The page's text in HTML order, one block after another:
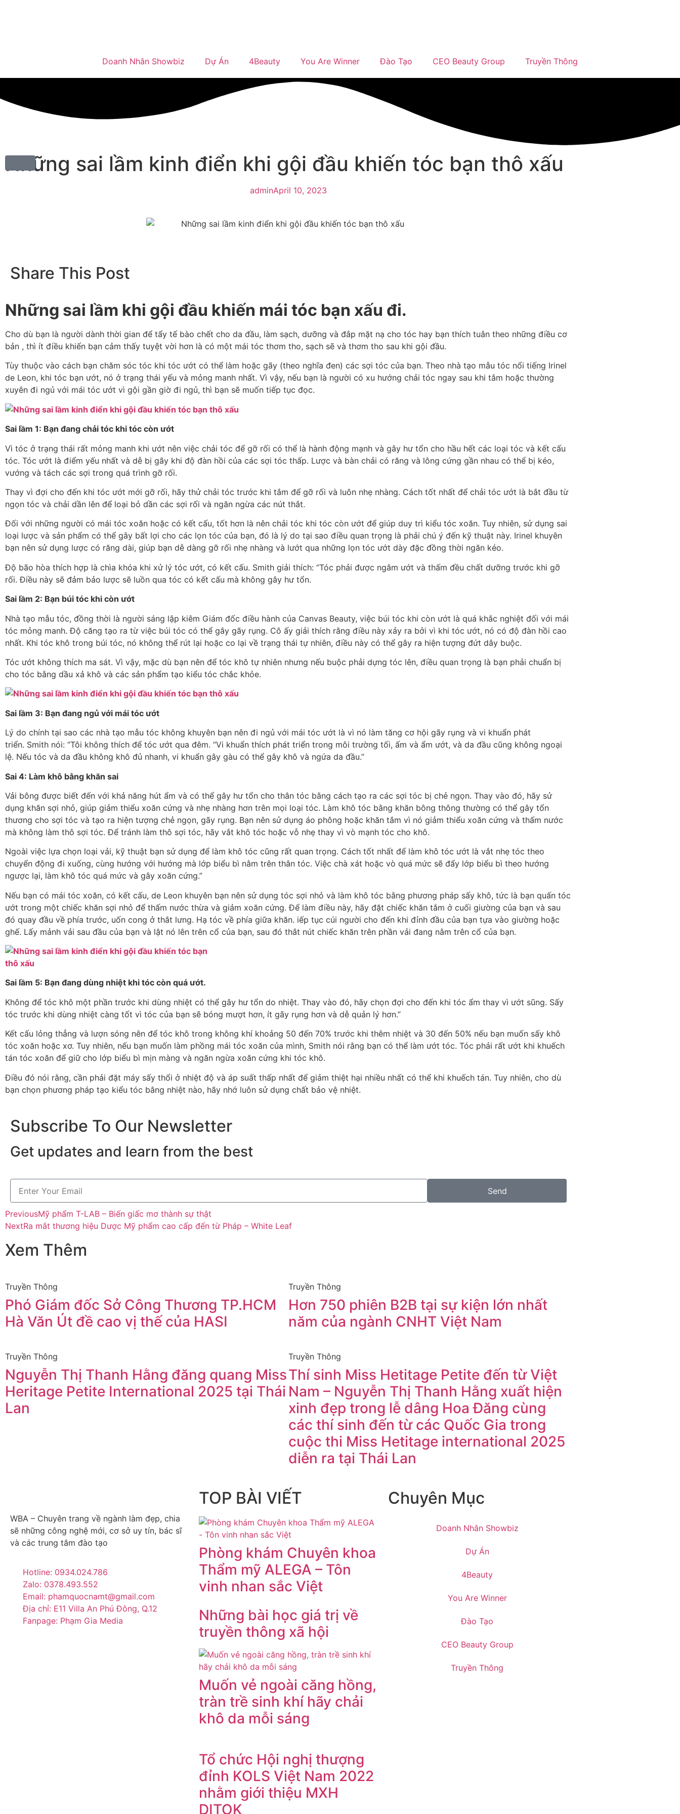
Doanh Nhân Showbiz Dự Án 4Beauty You Are Winner Đào Tạo CEO Beauty Group Truyền Thông
Những sai lầm kinh điển khi gội đầu khiến tóc bạn thô xấu
adminApril 10, 2023
Share This Post
Những sai lầm khi gội đầu khiến mái tóc bạn xấu đi.
Cho dù bạn là người dành thời gian để tẩy tế bào chết cho da đầu, làm sạch, dưỡng và đắp mặt nạ cho tóc hay bạn thích tuân theo những điều cơ
bản , thì ít điều khiến bạn cảm thấy tuyệt vời hơn là có một mái tóc thơm tho, sạch sẽ và thơm tho sau khi gội đầu.
Tùy thuộc vào cách bạn chăm sóc tóc khi tóc ướt có thể làm hoặc gãy (theo nghĩa đen) các sợi tóc của bạn. Theo nhà tạo mẫu tóc nổi tiếng Irinel
de Leon, khi tóc bạn ướt, nó ở trạng thái yếu và mỏng manh nhất. Vì vậy, nếu bạn là người có xu hướng chải tóc ngay sau khi tắm hoặc thường
xuyên đi ngủ với mái tóc ướt vì gội gần giờ đi ngủ, thì bạn sẽ muốn tiếp tục đọc.
Sai lầm 1: Bạn đang chải tóc khi tóc còn ướt
Vì tóc ở trạng thái rất mỏng manh khi ướt nên việc chải tóc để gỡ rối có thể là hành động mạnh và gây hư tổn cho hầu hết các loại tóc và kết cấu
tóc. Tóc ướt là điểm yếu nhất và dễ bị gãy khi độ đàn hồi của các sợi tóc thấp. Lược và bàn chải có răng và lông cứng gần nhau có thể bị kéo,
vướng và tách các sợi trong quá trình gỡ rối.
Thay vì đợi cho đến khi tóc ướt mới gỡ rối, hãy thử chải tóc trước khi tắm để gỡ rối và luôn nhẹ nhàng. Cách tốt nhất để chải tóc ướt là bắt đầu từ
ngọn tóc và chải dần lên để loại bỏ dần các sợi rối và ngăn ngừa các nút thắt.
Đối với những người có mái tóc xoăn hoặc có kết cấu, tốt hơn là nên chải tóc khi tóc còn ướt để giúp duy trì kiểu tóc xoăn. Tuy nhiên, sử dụng sai
loại lược và sản phẩm có thể gây bất lợi cho các lọn tóc của bạn, đó là lý do tại sao điều quan trọng là phải chú ý đến kỹ thuật này. Irinel khuyên
bạn nên sử dụng lược có răng dài, giúp bạn dễ dàng gỡ rối nhẹ nhàng và lướt qua những lọn tóc ướt dày đặc đồng thời ngăn kéo.
Độ bão hòa thích hợp là chìa khóa khi xử lý tóc ướt, có kết cấu. Smith giải thích: “Tóc phải được ngâm ướt và thấm đều chất dưỡng trước khi gỡ
rối. Điều này sẽ đảm bảo lược sẽ luồn qua tóc có kết cấu mà không gây hư tổn.
Sai lầm 2: Bạn búi tóc khi còn ướt
Nhà tạo mẫu tóc, đồng thời là người sáng lập kiêm Giám đốc điều hành của Canvas Beauty, việc búi tóc khi còn ướt là quá khắc nghiệt đối với mái
tóc mỏng manh. Độ căng tạo ra từ việc búi tóc có thể gây gãy rụng. Cô ấy giải thích rằng điều này xảy ra bởi vì khi tóc ướt, nó có độ đàn hồi cao
nhất. Khi tóc khô trong búi tóc, nó không thể rút lại hoặc co lại về trạng thái tự nhiên, điều này có thể gây ra hiện tượng đứt dây buộc.
Tóc ướt không thích ma sát. Vì vậy, mặc dù bạn nên để tóc khô tự nhiên nhưng nếu buộc phải dựng tóc lên, điều quan trọng là bạn phải chuẩn bị
cho tóc bằng dầu xả khô và các sản phẩm tạo kiểu tóc chắc khỏe.
Sai lầm 3: Bạn đang ngủ với mái tóc ướt
Lý do chính tại sao các nhà tạo mẫu tóc không khuyên bạn nên đi ngủ với mái tóc ướt là vì nó làm tăng cơ hội gãy rụng và vi khuẩn phát
triển. Smith nói: “Tôi không thích để tóc ướt qua đêm. “Vi khuẩn thích phát triển trong môi trường tối, ấm và ẩm ướt, và da đầu cũng không ngoại
lệ. Nếu tóc và da đầu không khô đủ nhanh, vi khuẩn gây gàu có thể gây khô và ngứa da đầu.”
Sai 4: Làm khô bằng khăn sai
Vải bông được biết đến với khả năng hút ẩm và có thể gây hư tổn cho thân tóc bằng cách tạo ra các sợi tóc bị chẻ ngọn. Thay vào đó, hãy sử
dụng khăn sợi nhỏ, giúp giảm thiểu xoăn cứng và nhẹ nhàng hơn trên mọi loại tóc. Làm khô tóc bằng khăn bông thông thường có thể gây tổn
thương cho sợi tóc và tạo ra hiện tượng chẻ ngọn, gãy rụng. Bạn nên sử dụng áo phông hoặc khăn tắm vì nó giảm thiểu xoăn cứng và thấm nước
mà không làm thô sợi tóc. Để tránh làm thô sợi tóc, hãy vắt khô tóc hoặc vỗ nhẹ thay vì vò mạnh tóc cho khô.
Ngoài việc lựa chọn loại vải, kỹ thuật bạn sử dụng để làm khô tóc cũng rất quan trọng. Cách tốt nhất để làm khô tóc ướt là vắt nhẹ tóc theo
chuyển động đi xuống, cùng hướng với hướng mà lớp biểu bì nằm trên thân tóc. Việc chà xát hoặc vò quá mức sẽ đẩy lớp biểu bì theo hướng
ngược lại, làm khô tóc quá mức và gây xoăn cứng.”
Nếu bạn có mái tóc xoăn, có kết cấu, de Leon khuyên bạn nên sử dụng tóc sợi nhỏ và làm khô tóc bằng phương pháp sấy khô, tức là bạn quấn tóc
ướt trong một chiếc khăn sợi nhỏ để thấm nước thừa và giảm xoăn cứng. Để làm điều này, hãy đặt chiếc khăn tắm ở cuối giường của bạn và sau
đó quay đầu về phía trước, uốn cong ở thắt lưng. Hạ tóc về phía giữa khăn. iếp tục cúi người cho đến khi đỉnh đầu của bạn tựa vào giường hoặc
ghế. Lấy mảnh vải sau đầu của bạn và lật nó lên trên cổ của bạn, sau đó thắt nút chiếc khăn trên phần vải đang nằm trên cổ của bạn.
Sai lầm 5: Bạn đang dùng nhiệt khi tóc còn quá ướt.
Không để tóc khô một phần trước khi dùng nhiệt có thể gây hư tổn do nhiệt. Thay vào đó, hãy chọn đợi cho đến khi tóc ẩm thay vì ướt sũng. Sấy
tóc trước khi dùng nhiệt càng tốt vì tóc của bạn sẽ bóng mượt hơn, ít gãy rụng hơn và dễ quản lý hơn.”
Kết cấu lỏng thẳng và lượn sóng nên để tóc khô trong không khí khoảng 50 đến 70% trước khi thêm nhiệt và 30 đến 50% nếu bạn muốn sấy khô
tóc xoăn hoặc xơ. Tuy nhiên, nếu bạn muốn làm phồng mái tóc xoăn của mình, Smith nói rằng bạn có thể làm ướt tóc. Tóc phải rất ướt khi khuếch
tán tóc xoăn để giữ cho lớp biểu bì mịn màng và ngăn ngừa xoăn cứng khi tóc khô.
Điều đó nói rằng, cần phải đặt máy sấy thổi ở nhiệt độ và áp suất thấp nhất để giảm thiệt hại nhiều nhất có thể khi khuếch tán. Tuy nhiên, cho dù
bạn chọn phương pháp tạo kiểu tóc bằng nhiệt nào, hãy nhớ luôn sử dụng chất bảo vệ nhiệt.
Subscribe To Our Newsletter
Get updates and learn from the best
Send
PreviousMỹ phẩm T-LAB – Biến giấc mơ thành sự thật
NextRa mắt thương hiệu Dược Mỹ phẩm cao cấp đến từ Pháp – White Leaf
Xem Thêm
Truyền Thông
Phó Giám đốc Sở Công Thương TP.HCM
Hà Văn Út đề cao vị thế của HASI
Truyền Thông
Hơn 750 phiên B2B tại sự kiện lớn nhất
năm của ngành CNHT Việt Nam
Truyền Thông
Nguyễn Thị Thanh Hằng đăng quang Miss
Heritage Petite International 2025 tại Thái
Lan
Truyền Thông
Thí sinh Miss Hetitage Petite đến từ Việt
Nam – Nguyễn Thị Thanh Hằng xuất hiện
xinh đẹp trong lễ dâng Hoa Đăng cùng
các thí sinh đến từ các Quốc Gia trong
cuộc thi Miss Hetitage international 2025
diễn ra tại Thái Lan
WBA – Chuyên trang về ngành làm đẹp, chia
sẽ những công nghệ mới, cơ sở uy tín, bác sĩ
và các trung tâm đào tạo
Hotline: 0934.024.786
Zalo: 0378.493.552
Email: phamquocnamt@gmail.com
Địa chỉ: E11 Villa An Phú Đông, Q.12
Fanpage: Phạm Gia Media
TOP BÀI VIẾT
Phòng khám Chuyên khoa
Thẩm mỹ ALEGA – Tôn
vinh nhan sắc Việt
Những bài học giá trị về
truyền thông xã hội
Muốn vẻ ngoài căng hồng,
tràn trề sinh khí hãy chải
khô da mỗi sáng
Tổ chức Hội nghị thượng
đỉnh KOLS Việt Nam 2022
nhằm giới thiệu MXH
DITOK
Chuyên Mục
Doanh Nhân Showbiz
Dự Án
4Beauty
You Are Winner
Đào Tạo
CEO Beauty Group
Truyền Thông